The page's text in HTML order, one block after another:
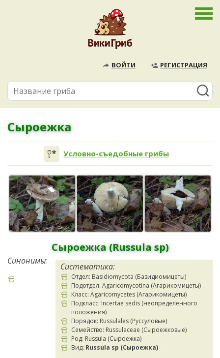
ВОЙТИ РЕГИСТРАЦИЯ
Сыроежка
Условно-съедобные грибы
Сыроежка (Russula sp)
Систематика:
Отдел: Basidiomycota (Базидиомицеты)
Подотдел: Agaricomycotina (Агарикомицеты)
Класс: Agaricomycetes (Агарикомицеты)
Подкласс: Incertae sedis (неопределённого
положения)
Порядок: Russulales (Руссуловые)
Семейство: Russulaceae (Сыроежковые)
Род: Russula (Сыроежка)
Вид: Russula sp (Сыроежка)
Синонимы: